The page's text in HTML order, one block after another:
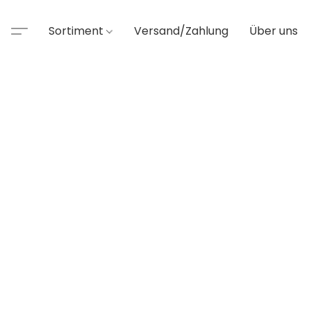
Sortiment Versand/Zahlung Über uns